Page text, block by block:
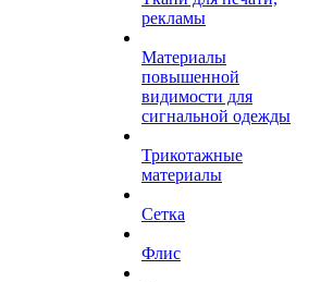
рекламы
Материалы
повышенной
видимости для
сигнальной одежды
Трикотажные
материалы
Сетка
Флис